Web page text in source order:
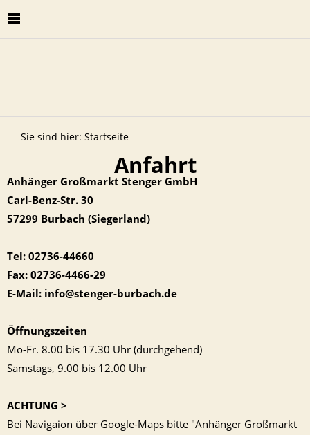
Sie sind hier: Startseite
Anfahrt
Anhänger Großmarkt Stenger GmbH
Carl-Benz-Str. 30
57299 Burbach (Siegerland)
Tel: 02736-44660
Fax: 02736-4466-29
E-Mail: info@stenger-burbach.de
Öffnungszeiten
Mo-Fr. 8.00 bis 17.30 Uhr (durchgehend)
Samstags, 9.00 bis 12.00 Uhr
ACHTUNG >
Bei Navigaion über Google-Maps bitte "Anhänger Großmarkt